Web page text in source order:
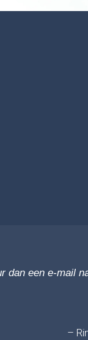
dan een e-mail
–